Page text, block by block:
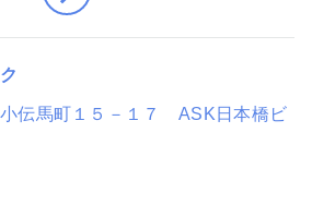
伝馬町１５－１７ ASK日本橋ビ